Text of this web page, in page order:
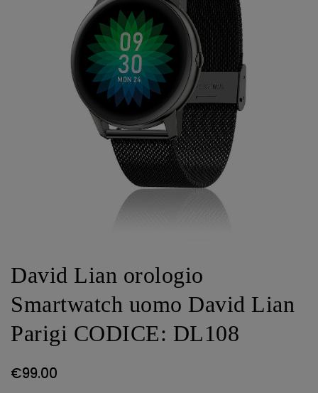
David Lian orologio
Smartwatch uomo David Lian
Parigi CODICE: DL108
€99.00